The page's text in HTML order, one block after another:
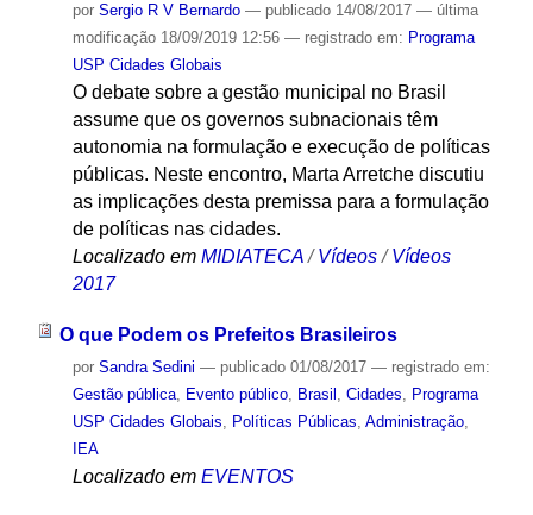
por Sergio R V Bernardo — publicado14/08/2017 — última
modificação18/09/2019 12:56 — registrado em: Programa
USP Cidades Globais
O debate sobre a gestão municipal no Brasil
assume que os governos subnacionais têm
autonomia na formulação e execução de políticas
públicas. Neste encontro, Marta Arretche discutiu
as implicações desta premissa para a formulação
de políticas nas cidades.
Localizado em MIDIATECA /Vídeos /Vídeos
2017
O que Podem os Prefeitos Brasileiros
por Sandra Sedini — publicado01/08/2017 — registrado em:
Gestão pública, Evento público, Brasil , Cidades, Programa
USP Cidades Globais, Políticas Públicas, Administração,
IEA
Localizado em EVENTOS